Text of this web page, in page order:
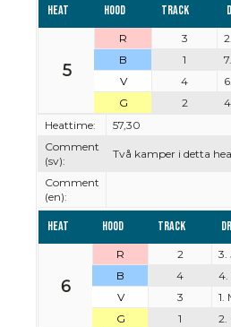
Heat Hood Track
5
R 3
B
1
V
4
G
2
Heattime:
57,30
Comment
(sv):
Två kamper i detta
Comment
(en):
Heat Hood Track
6
R 2 3.
B
4 4.
V
3 1.
G
1 2.